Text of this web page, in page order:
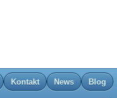
Kontakt News Blog